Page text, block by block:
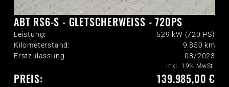
ABT RS6-S - GLETSCHERWEISS - 720PS
Leistung:
529 kW (720 PS)
Kilometerstand:
9.850 km
Erstzulassung:
08/2023
PREIS:
inkl. 19% MwSt.
139.985,00 €